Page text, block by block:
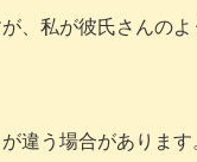
、私が彼氏さんの
違う場合があります